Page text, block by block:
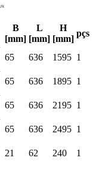
B
[mm]
L
[mm]
H
[mm]
pçs
65 636 1595 1
65 636 1895 1
65 636 2195 1
65 636 2495 1
21 62 240 1